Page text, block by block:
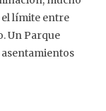
el límite entre
Un Parque